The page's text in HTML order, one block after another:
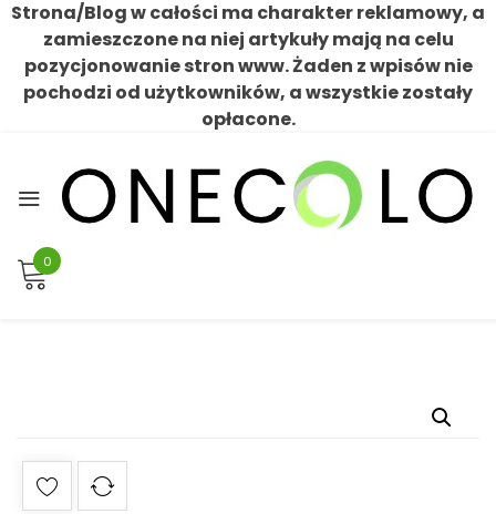
Strona/Blog w całości ma charakter reklamowy, a
zamieszczone na niej artykuły mają na celu
pozycjonowanie stron www. Żaden z wpisów nie
pochodzi od użytkowników, a wszystkie zostały
opłacone.
content
0